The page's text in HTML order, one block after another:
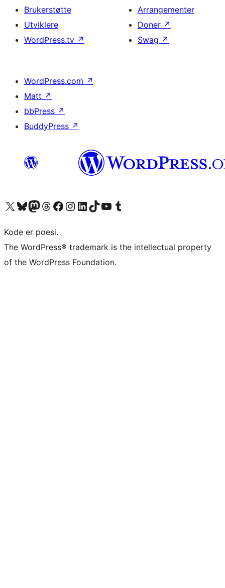
Brukerstøtte
Utviklere
WordPress.tv ↗
Arrangementer
Doner ↗
Swag ↗
WordPress.com ↗
Matt ↗
bbPress ↗
BuddyPress ↗
Besøk vår konto på X Visit our Bluesky account
Besøk vår Mastodon-konto
Visit our Threads account
Besøk vår Facebook-sideBesøk vår Instagram-konto
Besøk vår LinkedIn-konto
Visit our TikTok account
Visit our YouTube channel
Visit our Tumblr account
Kode er poesi.
The WordPress® trademark is the intellectual property
of the WordPress Foundation.